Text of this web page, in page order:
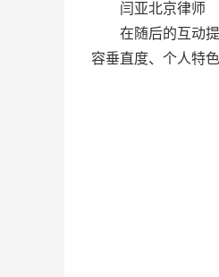
闫亚北京律师
在随后的互动提
容垂直度、个人特